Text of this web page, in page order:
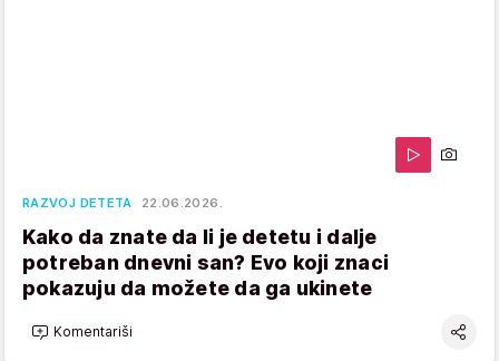
RAZVOJ DETETA 22.06.2026.
Kako da znate da li je detetu i dalje
potreban dnevni san? Evo koji znaci
pokazuju da možete da ga ukinete
Komentariši